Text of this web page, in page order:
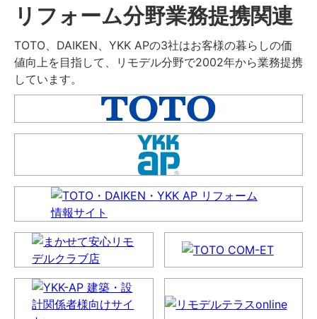
リフォーム分野業務提携関連
TOTO、DAIKEN、YKK APの3社はお客様の暮らしの価
値向上を目指して、リモデル分野で2002年から業務提携
しています。